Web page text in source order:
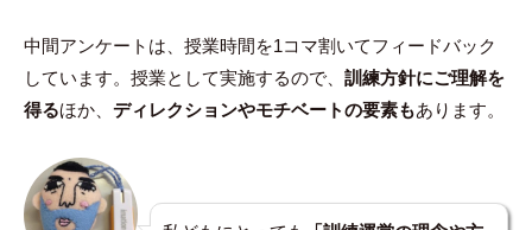
中間アンケートは、授業時間を1コマ割いてフィードバック
しています。授業として実施するので、 訓練方針にご理解を
得るほか、 ディレクションやモチベートの要素もあります。